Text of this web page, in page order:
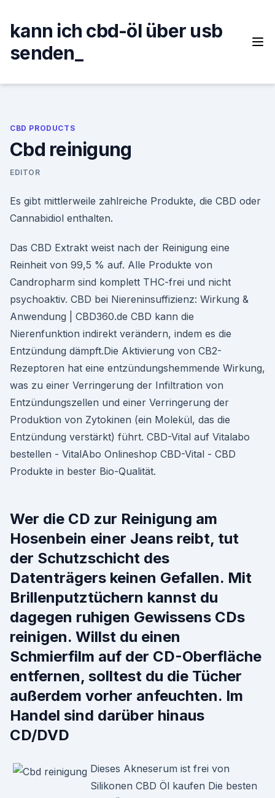
content
kann ich cbd-öl über usb
senden_
CBD PRODUCTS
Cbd reinigung
EDITOR
Es gibt mittlerweile zahlreiche Produkte, die CBD oder
Cannabidiol enthalten.
Das CBD Extrakt weist nach der Reinigung eine
Reinheit von 99,5 % auf. Alle Produkte von
Candropharm sind komplett THC-frei und nicht
psychoaktiv. CBD bei Niereninsuffizienz: Wirkung &
Anwendung | CBD360.de CBD kann die
Nierenfunktion indirekt verändern, indem es die
Entzündung dämpft.Die Aktivierung von CB2-
Rezeptoren hat eine entzündungshemmende Wirkung,
was zu einer Verringerung der Infiltration von
Entzündungszellen und einer Verringerung der
Produktion von Zytokinen (ein Molekül, das die
Entzündung verstärkt) führt. CBD-Vital auf Vitalabo
bestellen - VitalAbo Onlineshop CBD-Vital - CBD
Produkte in bester Bio-Qualität.
Wer die CD zur Reinigung am
Hosenbein einer Jeans reibt, tut
der Schutzschicht des
Datenträgers keinen Gefallen. Mit
Brillenputztüchern kannst du
dagegen ruhigen Gewissens CDs
reinigen. Willst du einen
Schmierfilm auf der CD-Oberfläche
entfernen, solltest du die Tücher
außerdem vorher anfeuchten. Im
Handel sind darüber hinaus
CD/DVD
Dieses Akneserum ist frei von
Silikonen CBD Öl kaufen Die besten